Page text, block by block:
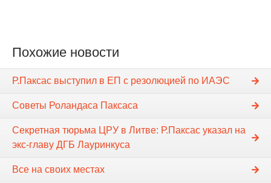
Похожие новости
Р.Паксас выступил в ЕП с резолюцией по ИАЭС
Советы Роландаса Паксаса
Секретная тюрьма ЦРУ в Литве: Р.Паксас указал на
экс-главу ДГБ Лауринкуса
Все на своих местах